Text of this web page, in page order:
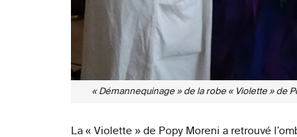
« Démannequinage » de la robe « Violette » de
La « Violette » de Popy Moreni a retrouvé